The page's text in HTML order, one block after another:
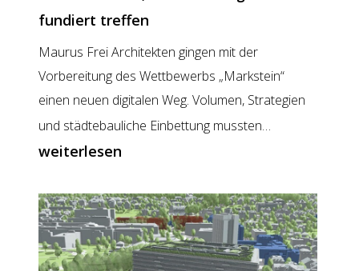
fundiert treffen
Maurus Frei Architekten gingen mit der
Vorbereitung des Wettbewerbs „Markstein“
einen neuen digitalen Weg. Volumen, Strategien
und städtebauliche Einbettung mussten…
Projekte
im
Kontext
weiterlesen